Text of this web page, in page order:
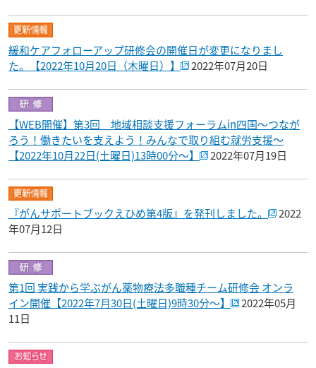
緩和ケアフォローアップ研修会の開催日が変更になりまし
た。【2022年10月20日（木曜日）】
2022年07月20日
【WEB開催】第3回 地域相談支援フォーラムin四国～つなが
ろう！働きたいを支えよう！みんなで取り組む就労支援～
【2022年10月22日(土曜日)13時00分～】
2022年07月19日
『がんサポートブックえひめ第4版』を発刊しました。
2022
年07月12日
第1回 実践から学ぶがん薬物療法多職種チーム研修会 オンラ
イン開催【2022年7月30日(土曜日)9時30分～】
2022年05月
11日